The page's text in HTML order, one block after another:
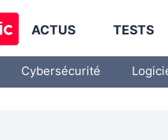
ACTUS TESTS
Cybersécurité